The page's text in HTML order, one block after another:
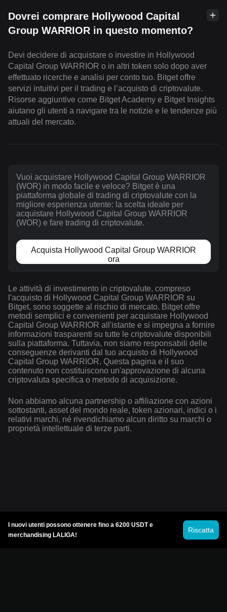
Dovrei comprare Hollywood Capital
Group WARRIOR in questo momento?
Devi decidere di acquistare o investire in Hollywood
Capital Group WARRIOR o in altri token solo dopo aver
effettuato ricerche e analisi per conto tuo. Bitget offre
servizi intuitivi per il trading e l’acquisto di criptovalute.
Risorse aggiuntive come Bitget Academy e Bitget Insights
aiutano gli utenti a navigare tra le notizie e le tendenze più
attuali del mercato.
Vuoi acquistare Hollywood Capital Group WARRIOR
(WOR) in modo facile e veloce? Bitget è una
piattaforma globale di trading di criptovalute con la
migliore esperienza utente: la scelta ideale per
acquistare Hollywood Capital Group WARRIOR
(WOR) e fare trading di criptovalute.
Acquista Hollywood Capital Group WARRIOR
ora
Le attività di investimento in criptovalute, compreso
l'acquisto di Hollywood Capital Group WARRIOR su
Bitget, sono soggette al rischio di mercato. Bitget offre
metodi semplici e convenienti per acquistare Hollywood
Capital Group WARRIOR all'istante e si impegna a fornire
informazioni trasparenti su tutte le criptovalute disponibili
sulla piattaforma. Tuttavia, non siamo responsabili delle
conseguenze derivanti dal tuo acquisto di Hollywood
Capital Group WARRIOR. Questa pagina e il suo
contenuto non costituiscono un'approvazione di alcuna
criptovaluta specifica o metodo di acquisizione.
Non abbiamo alcuna partnership o affiliazione con azioni
sottostanti, asset del mondo reale, token azionari, indici o i
relativi marchi, né rivendichiamo alcun diritto su marchi o
proprietà intellettuale di terze parti.
I nuovi utenti possono ottenere fino a 6200 USDT e
merchandising LALIGA!
Riscatta